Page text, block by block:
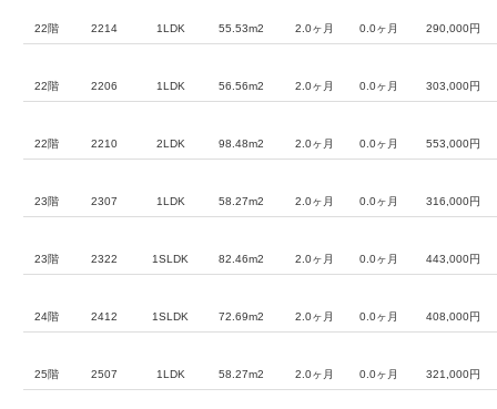
22階 2214 1LDK 55.53m2 2.0ヶ月 0.0ヶ月 290,000円
22階 2206 1LDK 56.56m2 2.0ヶ月 0.0ヶ月 303,000円
22階 2210 2LDK 98.48m2 2.0ヶ月 0.0ヶ月 553,000円
23階 2307 1LDK 58.27m2 2.0ヶ月 0.0ヶ月 316,000円
23階 2322 1SLDK 82.46m2 2.0ヶ月 0.0ヶ月 443,000円
24階 2412 1SLDK 72.69m2 2.0ヶ月 0.0ヶ月 408,000円
25階 2507 1LDK 58.27m2 2.0ヶ月 0.0ヶ月 321,000円